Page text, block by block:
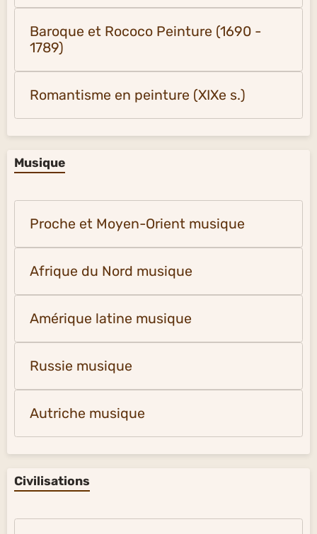
Baroque et Rococo Peinture (1690 -
1789)
Romantisme en peinture (XIXe s.)
Musique
Proche et Moyen-Orient musique
Afrique du Nord musique
Amérique latine musique
Russie musique
Autriche musique
Civilisations